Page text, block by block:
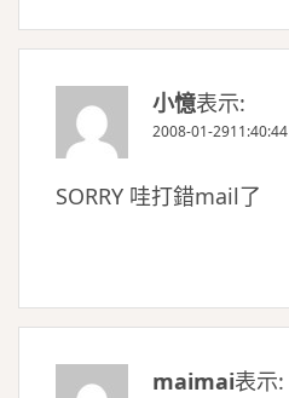
小憶表示:
2008-01-2911:40:44
SORRY 哇打錯mail了
maimai表示: